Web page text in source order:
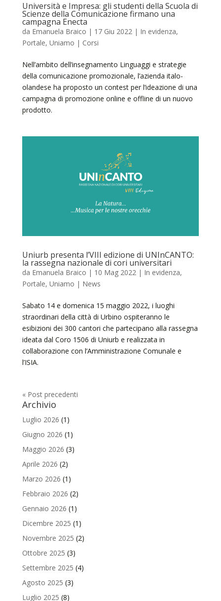
Università e Impresa: gli studenti della Scuola di
Scienze della Comunicazione firmano una
campagna Enecta
da Emanuela Braico | 17 Giu 2022| In evidenza,
Portale, Uniamo | Corsi
Nell’ambito dell’insegnamento Linguaggi e strategie
della comunicazione promozionale, l’azienda italo-
olandese ha proposto un contest per l’ideazione di una
campagna di promozione online e offline di un nuovo
prodotto.
Uniurb presenta l’VIII edizione di UNInCANTO:
la rassegna nazionale di cori universitari
da Emanuela Braico | 10 Mag 2022| In evidenza,
Portale, Uniamo | News
Sabato 14 e domenica 15 maggio 2022, i luoghi
straordinari della città di Urbino ospiteranno le
esibizioni dei 300 cantori che partecipano alla rassegna
ideata dal Coro 1506 di Uniurb e realizzata in
collaborazione con l’Amministrazione Comunale e
l’ISIA.
« Post precedenti
Archivio
Luglio 2026 (1)
Giugno 2026 (1)
Maggio 2026 (3)
Aprile 2026 (2)
Marzo 2026 (1)
Febbraio 2026 (2)
Gennaio 2026 (1)
Dicembre 2025 (1)
Novembre 2025 (2)
Ottobre 2025 (3)
Settembre 2025 (4)
Agosto 2025 (3)
Luglio 2025 (8)